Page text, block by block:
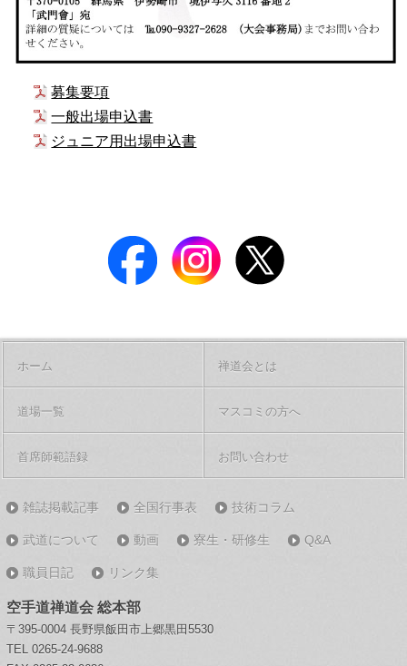
募集要項
一般出場申込書
ジュニア用出場申込書
ホーム 禅道会とは
道場一覧 マスコミの方へ
首席師範語録 お問い合わせ
雑誌掲載記事 全国行事表 技術コラム
武道について 動画 寮生・研修生 Q&A
職員日記 リンク集
空手道禅道会 総本部
〒395-0004 長野県飯田市上郷黒田5530
TEL 0265-24-9688